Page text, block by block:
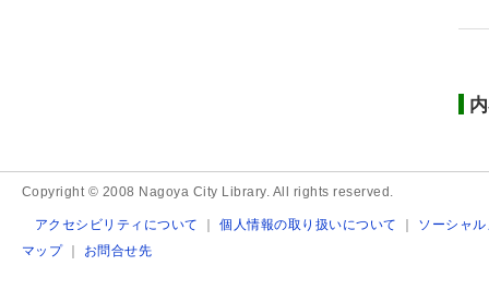
Copyright © 2008 Nagoya City Library. All rights reserved.
アクセシビリティについて ｜個人情報の取り扱いについて ｜ ソーシャ
マップ｜ お問合せ先